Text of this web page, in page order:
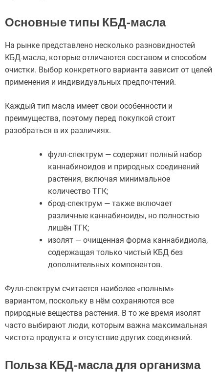
Основные типы КБД-масла
На рынке представлено несколько разновидностей
КБД-масла, которые отличаются составом и способом
очистки. Выбор конкретного варианта зависит от целей
применения и индивидуальных предпочтений.
Каждый тип масла имеет свои особенности и
преимущества, поэтому перед покупкой стоит
разобраться в их различиях.
фулл-спектрум — содержит полный набор
каннабиноидов и природных соединений
растения, включая минимальное
количество ТГК;
брод-спектрум — также включает
различные каннабиноиды, но полностью
лишён ТГК;
изолят — очищенная форма каннабидиола,
содержащая только чистый КБД без
дополнительных компонентов.
Фулл-спектрум считается наиболее «полным»
вариантом, поскольку в нём сохраняются все
природные вещества растения. В то же время изолят
часто выбирают люди, которым важна максимальная
чистота продукта и отсутствие других соединений.
Польза КБД-масла для организма